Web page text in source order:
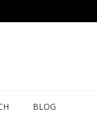
BLOG